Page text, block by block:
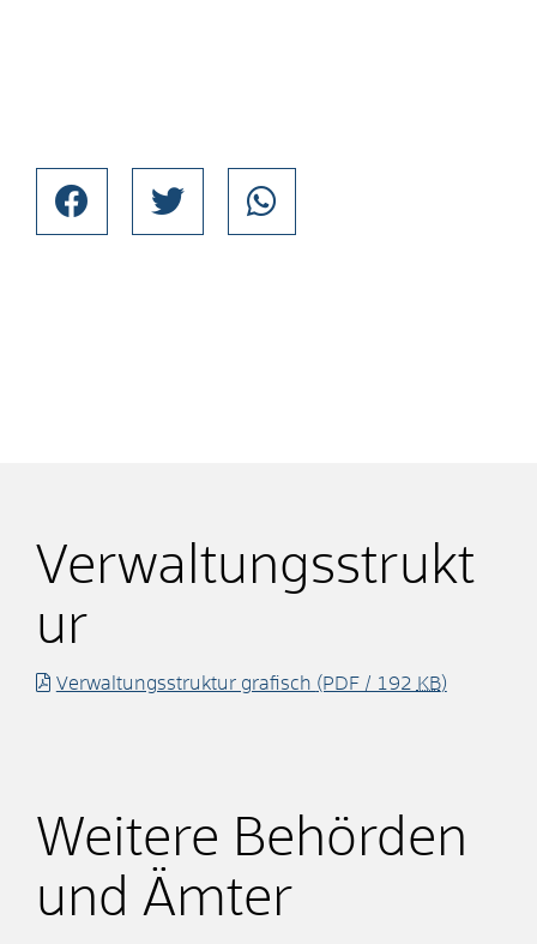
Verwaltungsstrukt
ur
Verwaltungsstruktur grafisch (PDF / 192 KB)
Weitere Behörden
und Ämter